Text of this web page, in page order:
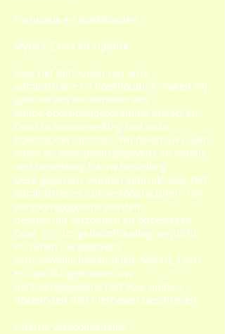
Facturatie en boekhouden
Myfact, Exact en Optifisk
Voor het bijhouden van onze
administratie en boekhouding maken wij
gebruik van de diensten van
online boekhoudprogramma Myfact en
Exact in samenwerking met onze
boekhouder Optifisk. Wij delen uw naam,
adres en woonplaatsgegevens en details
met betrekking tot uw bestelling.
Deze gegevens worden gebruikt voor het
administreren van verkoopfacturen. Uw
persoonsgegevens worden
beschermd verzonden en opgeslagen.
Deze zijn tot geheimhouding verplicht
en zullen uw gegevens
vertrouwelijk behandelen. Myfact, Exact
en Optifisk gebruiken uw
persoonsgegevens niet voor andere
doeleinden dan hierboven beschreven.
Externe verkoopkanalen